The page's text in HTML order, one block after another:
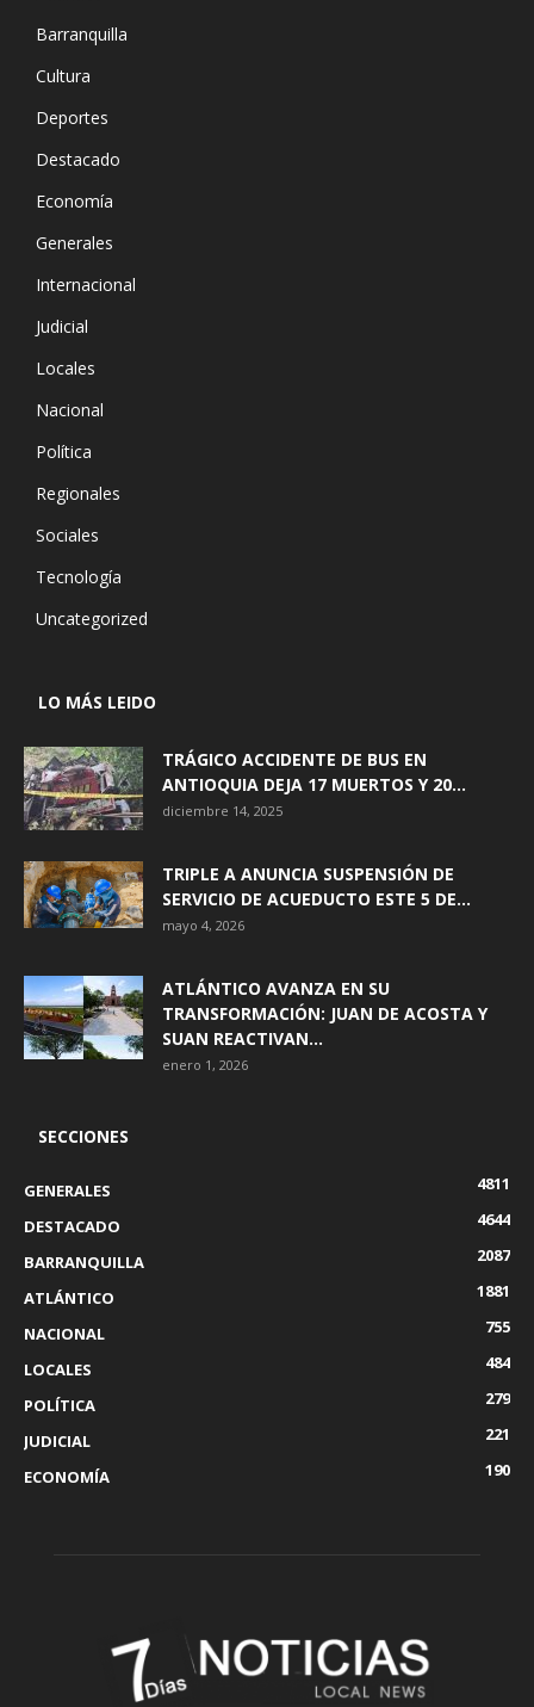
Barranquilla
Cultura
Deportes
Destacado
Economía
Generales
Internacional
Judicial
Locales
Nacional
Política
Regionales
Sociales
Tecnología
Uncategorized
LO MÁS LEIDO
TRÁGICO ACCIDENTE DE BUS EN
ANTIOQUIA DEJA 17 MUERTOS Y 20...
diciembre 14, 2025
TRIPLE A ANUNCIA SUSPENSIÓN DE
SERVICIO DE ACUEDUCTO ESTE 5 DE...
mayo 4, 2026
ATLÁNTICO AVANZA EN SU
TRANSFORMACIÓN: JUAN DE ACOSTA Y
SUAN REACTIVAN...
enero 1, 2026
SECCIONES
GENERALES
4811
DESTACADO
4644
BARRANQUILLA
2087
ATLÁNTICO
1881
NACIONAL
755
LOCALES
484
POLÍTICA
279
JUDICIAL
221
ECONOMÍA
190